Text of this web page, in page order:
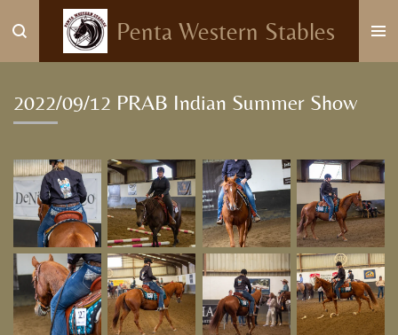
direct
naar
hoofdinhoud
Penta Western Stables
2022/09/12 PRAB Indian Summer Show